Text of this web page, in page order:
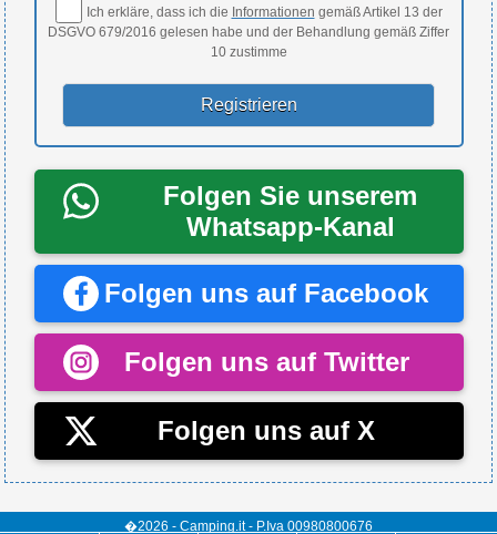
Ich erkläre, dass ich die Informationen gemäß Artikel 13 der
DSGVO 679/2016 gelesen habe und der Behandlung gemäß Ziffer
10 zustimme
Folgen Sie unserem
Whatsapp-Kanal
Folgen uns auf Facebook
Folgen uns auf Twitter
Folgen uns auf X
�2026 - Camping.it - P.Iva 00980800676